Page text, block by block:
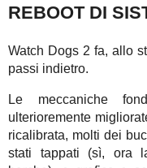
REBOOT DI
Watch Dogs 2 fa, allo
passi indietro.
Le meccaniche
ulterioremente
ricalibrata, molti dei
stati tappati (sì, ora